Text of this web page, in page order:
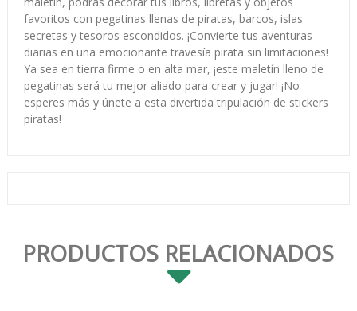
favoritos con pegatinas llenas de piratas, barcos, islas
secretas y tesoros escondidos. ¡Convierte tus aventuras
diarias en una emocionante travesía pirata sin limitaciones!
Ya sea en tierra firme o en alta mar, ¡este maletín lleno de
pegatinas será tu mejor aliado para crear y jugar! ¡No
esperes más y únete a esta divertida tripulación de stickers
piratas!
PRODUCTOS RELACIONADOS